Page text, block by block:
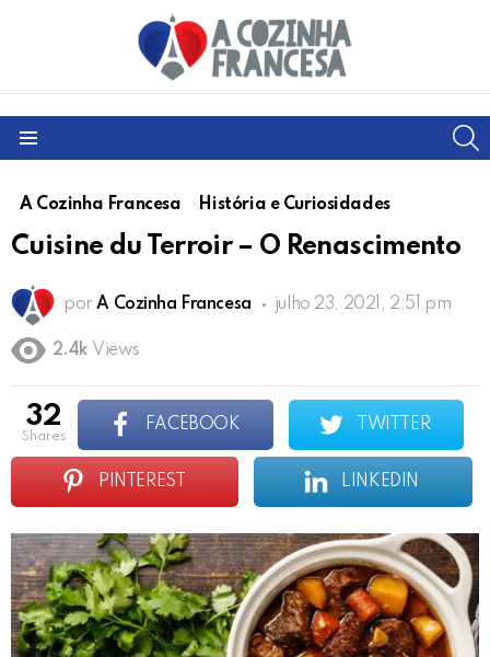
A Cozinha Francesa História e Curiosidades
Cuisine du Terroir – O Renascimento
por A Cozinha Francesa julho 23, 2021, 2:51 pm
2.4k Views
32
shares
FACEBOOK TWITTER
PINTEREST LINKEDIN